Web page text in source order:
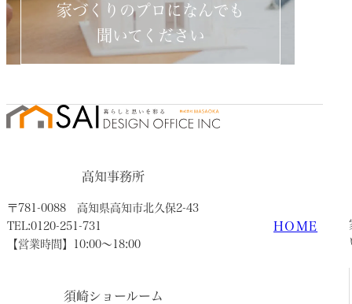
家づくりのプロになんでも
聞いてください
高知事務所
〒781-0088 高知県高知市北久保2-43
TEL:0120-251-731
【営業時間】10:00〜18:00
須崎ショールーム
HOME